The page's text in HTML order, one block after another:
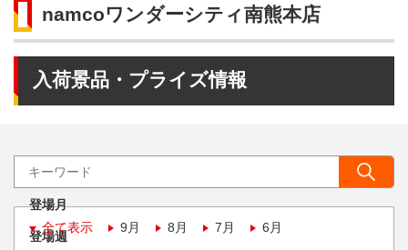
namcoワンダーシティ南熊本店
入荷景品・プライズ情報
登場月
全て表示
9月 8月 7月 6月
登場週